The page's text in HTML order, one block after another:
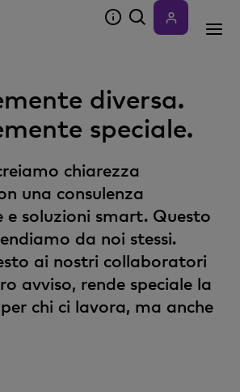
diversa.
speciale.
chiarezza
una consulenza
e soluzioni smart. Questo
da noi stessi.
ai nostri collaboratori
avviso, rende speciale la
chi ci lavora, ma anche